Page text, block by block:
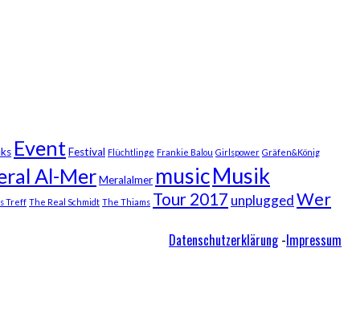
Event Festival Flüchtlinge Frankie Balou Girlspower Gräfen&König
Al-MerMeralalmer musicMusik
Treff The Real Schmidt The Thiams Tour 2017 unpluggedWer
Datenschutzerklärung-Impressum